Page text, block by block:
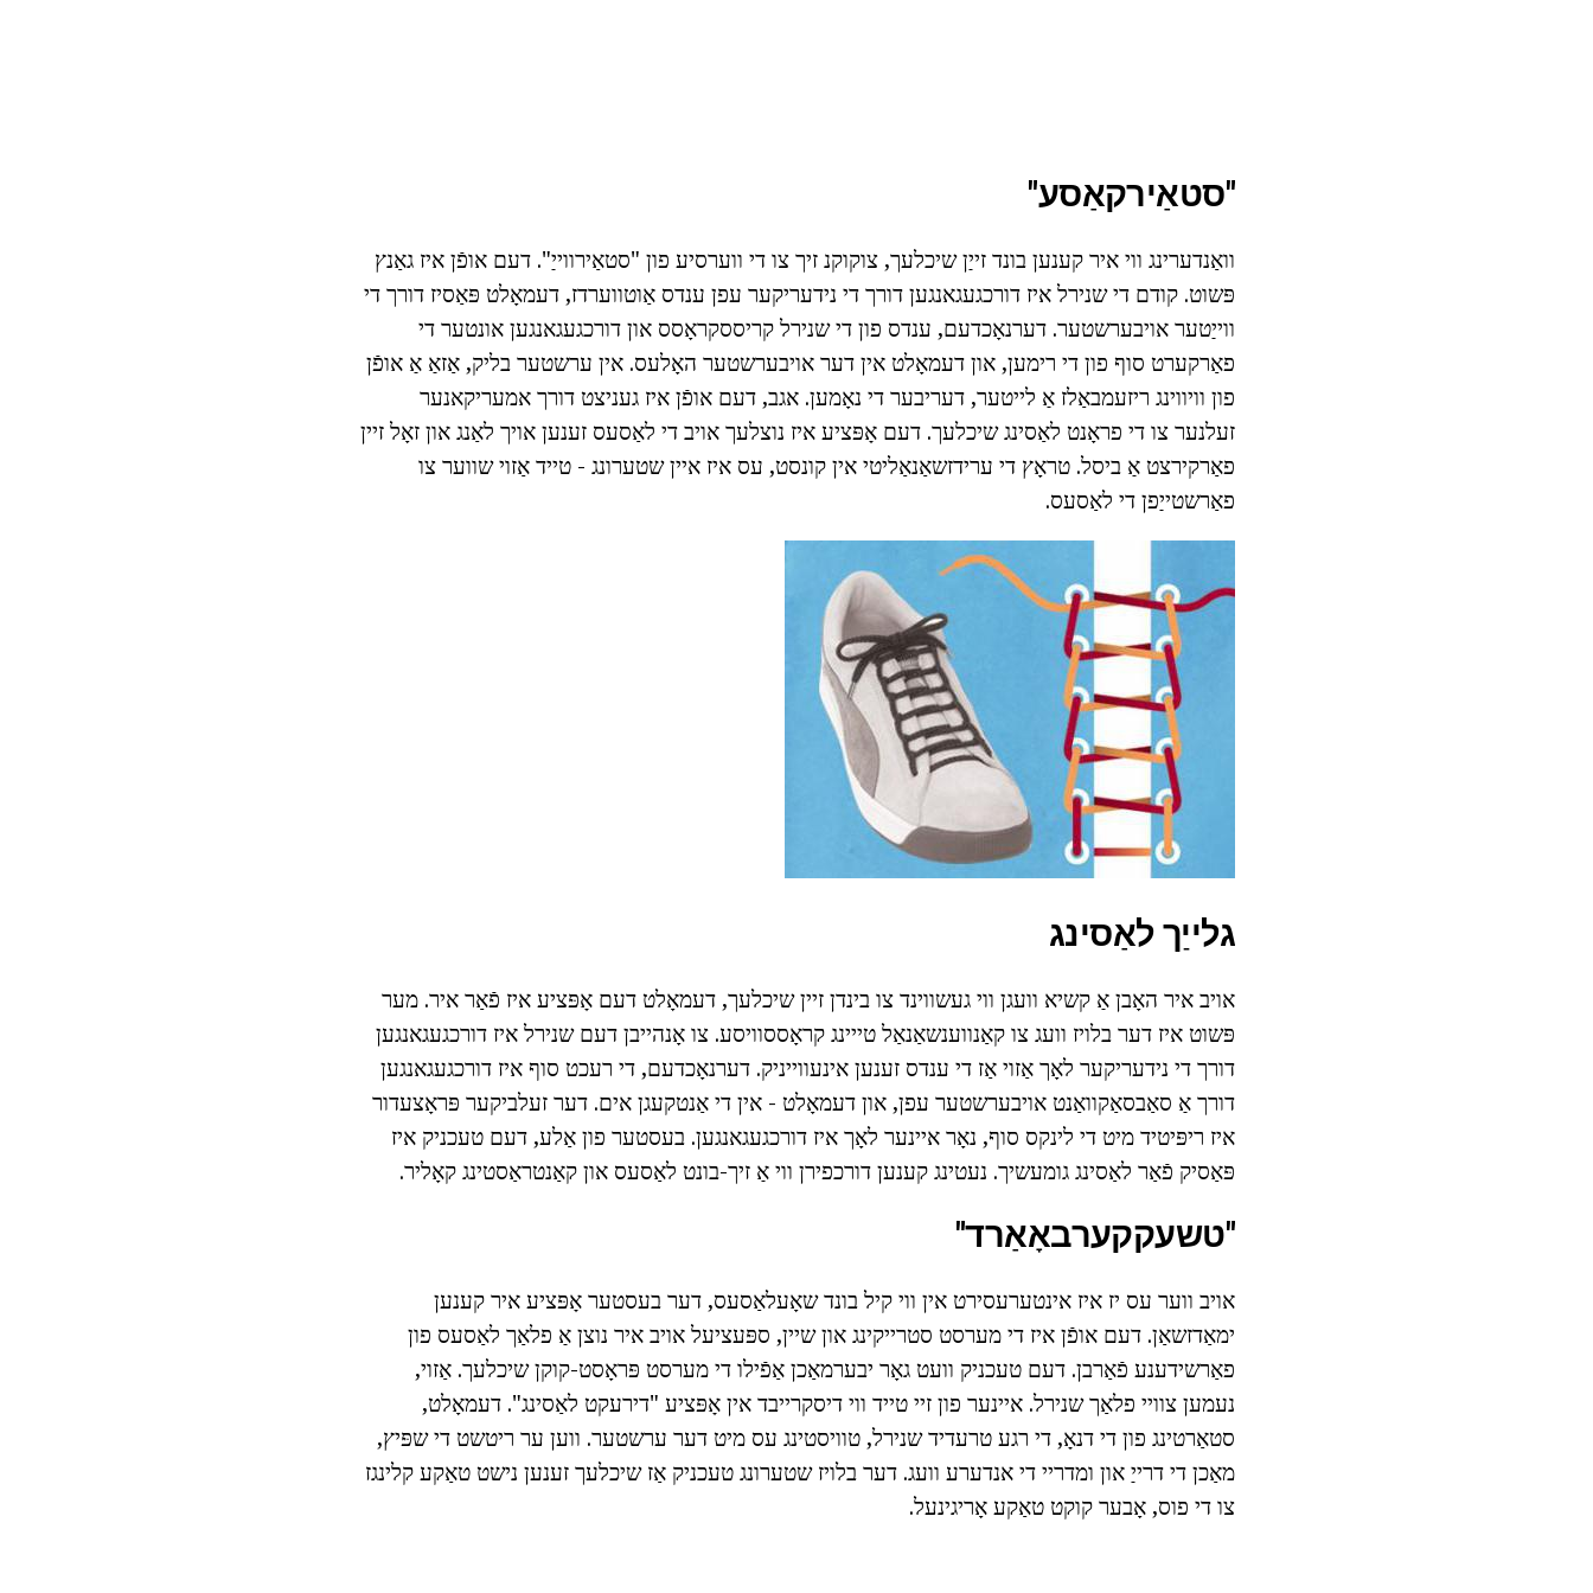
"סטאַירקאַסע"
וואַנדערינג ווי איר קענען בונד זייַן שיכלעך, צוקוקנ זיך צו די ווערסיע פון "סטאַירווייַ". דעם אופֿן איז גאַנץ
פּשוט. קודם די שנירל איז דורכגעגאנגען דורך די נידעריקער עפן ענדס אַוטווערדז, דעמאָלט פּאַסיז דורך די
ווייַטער אויבערשטער. דערנאָכדעם, ענדס פון די שנירל קריססקראָסס און דורכגעגאנגען אונטער די
פאַרקערט סוף פון די רימען, און דעמאָלט אין דער אויבערשטער האָלעס. אין ערשטער בליק, אַזאַ אַ אופֿן
פון וויווינג ריזעמבאַלז אַ לייטער, דעריבער די נאָמען. אגב, דעם אופֿן איז געניצט דורך אמעריקאנער
זעלנער צו די פראָנט לאַסינג שיכלעך. דעם אָפּציע איז נוצלעך אויב די לאַסעס זענען אויך לאַנג און זאָל זיין
פאַרקירצט אַ ביסל. טראָץ די ערידזשאַנאַליטי אין קונסט, עס איז איין שטערונג - טייד אַזוי שווער צו
פאַרשטייַפן די לאַסעס.
גלייַך לאַסינג
אויב איר האָבן אַ קשיא וועגן ווי געשווינד צו בינדן זיין שיכלעך, דעמאָלט דעם אָפּציע איז פֿאַר איר. מער
פּשוט איז דער בלויז וועג צו קאַנווענשאַנאַל טייינג קראָססוויסע. צו אָנהייבן דעם שנירל איז דורכגעגאנגען
דורך די נידעריקער לאָך אַזוי אַז די ענדס זענען אינעווייניק. דערנאָכדעם, די רעכט סוף איז דורכגעגאנגען
דורך אַ סאַבסאַקוואַנט אויבערשטער עפן, און דעמאָלט - אין די אַנטקעגן אים. דער זעלביקער פּראָצעדור
איז ריפּיטיד מיט די לינקס סוף, נאָר איינער לאָך איז דורכגעגאנגען. בעסטער פון אַלע, דעם טעכניק איז
פּאַסיק פֿאַר לאַסינג גומעשיך. נעטינג קענען דורכפירן ווי אַ זיך-בונט לאַסעס און קאַנטראַסטינג קאָליר.
"טשעקקערבאָאַרד"
אויב ווער עס יז איז אינטערעסירט אין ווי קיל בונד שאָעלאַסעס, דער בעסטער אָפּציע איר קענען
ימאַדזשאַן. דעם אופֿן איז די מערסט סטרייקינג און שיין, ספּעציעל אויב איר נוצן אַ פלאַך לאַסעס פון
פאַרשידענע פֿאַרבן. דעם טעכניק וועט גאָר יבערמאַכן אַפֿילו די מערסט פּראָסט-קוקן שיכלעך. אַזוי,
נעמען צוויי פלאַך שנירל. איינער פון זיי טייד ווי דיסקרייבד אין אָפּציע "דירעקט לאַסינג". דעמאָלט,
סטאַרטינג פון די דנאָ, די רגע טרעדיד שנירל, טוויסטינג עס מיט דער ערשטער. ווען ער ריטשט די שפּיץ,
מאַכן די דרייַ און ומדריי די אנדערע וועג. דער בלויז שטערונג טעכניק אַז שיכלעך זענען נישט טאַקע קלינגז
צו די פוס, אָבער קוקט טאַקע אָריגינעל.